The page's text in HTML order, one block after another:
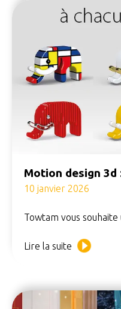
Motion design
10 janvier 2026
Towtam vous
Lire la suite